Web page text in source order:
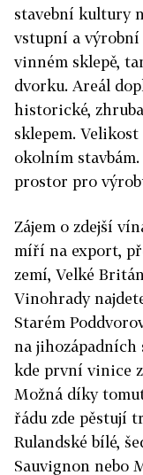
stavební kultury
vstupní a
vinném sklepě,
dvorku. Areál
historické,
sklepem.
okolním
prostor pro
Zájem o zdejší
míří na export,
zemí, Velké
Vinohrady
Starém
na jihozápadních
kde první vinice
Možná díky
řádu zde pěstují
Rulandské bílé,
Sauvignon nebo